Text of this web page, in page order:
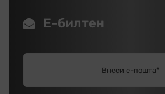
Е-билтен